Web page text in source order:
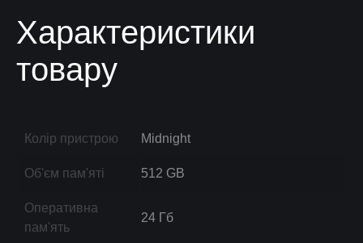
Характеристики
товару
Колір пристрою Midnight
Об'єм пам'яті 512 GB
Оперативна
пам'ять
24 Гб